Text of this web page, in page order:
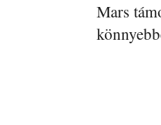
Mars